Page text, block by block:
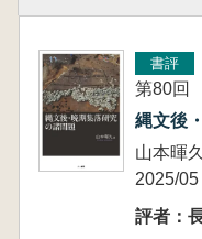
書評
第80回
縄文後
山本暉
2025/05
評者：